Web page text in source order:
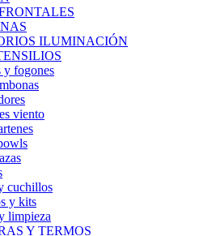
ILUMINACIÓN
fogones
viento
cuchillos
y kits
limpieza
Y TERMOS